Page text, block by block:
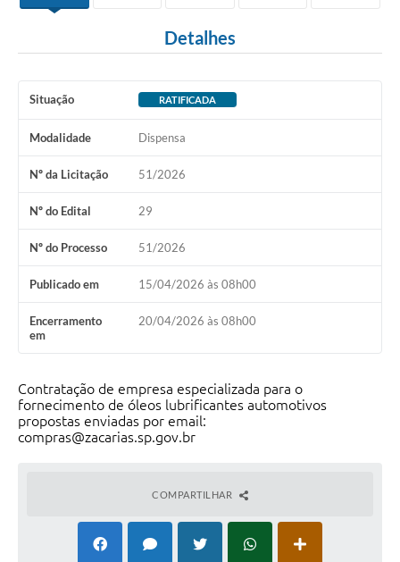
Detalhes
Situação RATIFICADA
Modalidade Dispensa
Nº da Licitação 51/2026
Nº do Edital 29
Nº do Processo 51/2026
Publicado em 15/04/2026 às 08h00
Encerramento
em
20/04/2026 às 08h00
Contratação de empresa especializada para o
fornecimento de óleos lubrificantes automotivos
propostas enviadas por email:
compras@zacarias.sp.gov.br
COMPARTILHAR